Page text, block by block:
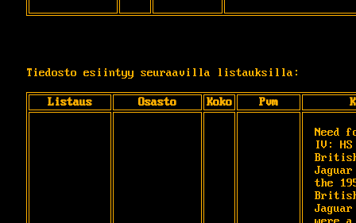
Tiedosto esiintyy seuraavilla listauksilla:
Listaus Osasto Koko Pvm
Need
IV:
the